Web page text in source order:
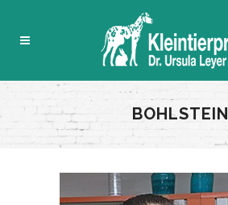
BOHLSTEIN